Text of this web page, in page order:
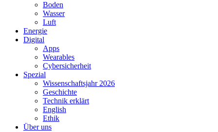
Boden
Wasser
Luft
Energie
Digital
Apps
Wearables
Cybersicherheit
Spezial
Wissenschaftsjahr 2026
Geschichte
Technik erklärt
English
Ethik
Über uns